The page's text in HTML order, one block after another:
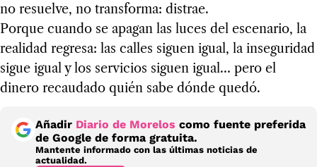
no resuelve, no transforma: distrae.
Porque cuando se apagan las luces del escenario, la
realidad regresa: las calles siguen igual, la inseguridad
sigue igual y los servicios siguen igual… pero el
dinero recaudado quién sabe dónde quedó.
Añadir Diario de Morelos como fuente preferida
de Google de forma gratuita.
Mantente informado con las últimas noticias de
actualidad.